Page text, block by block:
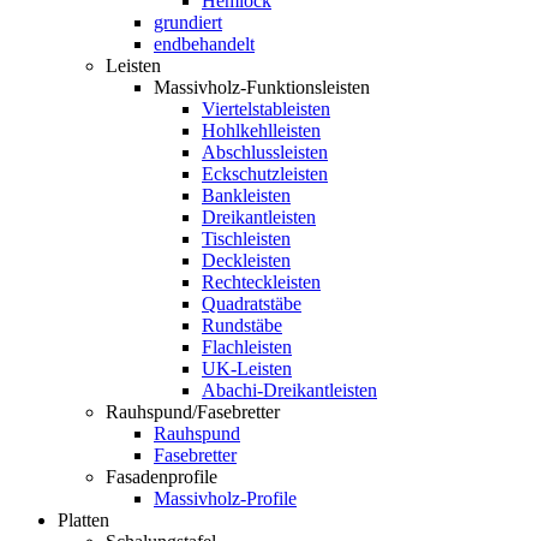
grundiert
endbehandelt
Leisten
Massivholz-Funktionsleisten
Viertelstableisten
Hohlkehlleisten
Abschlussleisten
Eckschutzleisten
Bankleisten
Dreikantleisten
Tischleisten
Deckleisten
Rechteckleisten
Quadratstäbe
Rundstäbe
Flachleisten
UK-Leisten
Abachi-Dreikantleisten
Rauhspund/Fasebretter
Rauhspund
Fasebretter
Fasadenprofile
Massivholz-Profile
Platten